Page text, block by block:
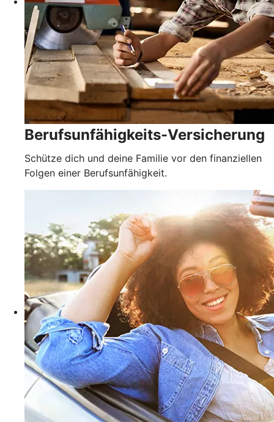
Berufsunfähigkeits-Versicherung
Schütze dich und deine Familie vor den finanziellen
Folgen einer Berufsunfähigkeit.